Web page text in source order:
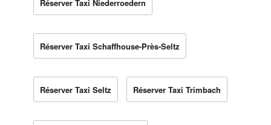
Réserver Taxi Niederroedern
Réserver Taxi Schaffhouse-Près-Seltz
Réserver Taxi Seltz Réserver Taxi Trimbach